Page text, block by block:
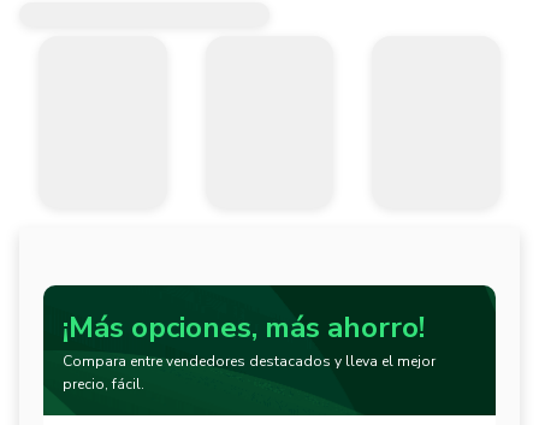
¡Más opciones, más ahorro!
Compara entre vendedores destacados y lleva el mejor
precio, fácil.